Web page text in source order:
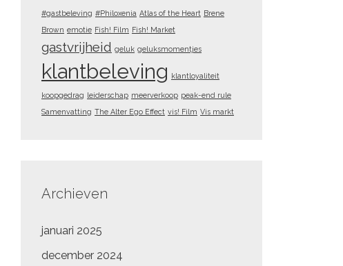
#gastbeleving #Philoxenia Atlas of the Heart Brene
Brown emotie Fish! Film Fish! Market
gastvrijheid geluk geluksmomentjes
klantbeleving klantloyaliteit
koopgedrag leiderschap meerverkoop peak-end rule
Samenvatting The Alter Ego Effect vis! Film Vis markt
Archieven
januari 2025
december 2024